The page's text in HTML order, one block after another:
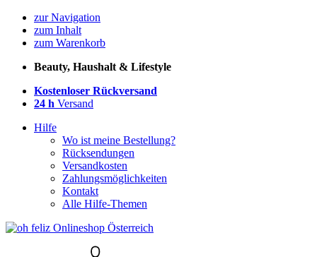
zur Navigation
zum Inhalt
zum Warenkorb
Beauty, Haushalt & Lifestyle
Kostenloser Rückversand
24 h Versand
Hilfe
Wo ist meine Bestellung?
Rücksendungen
Versandkosten
Zahlungsmöglichkeiten
Kontakt
Alle Hilfe-Themen